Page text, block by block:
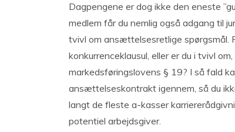
Dagpengene er dog ikke den eneste
medlem får du nemlig også adgang til
tvivl om ansættelsesretlige spørgsmål.
konkurrenceklausul, eller er du i tvivl
markedsføringslovens § 19? I så fald
ansættelseskontrakt igennem, så du
langt de fleste a-kasser
potentiel arbejdsgiver.